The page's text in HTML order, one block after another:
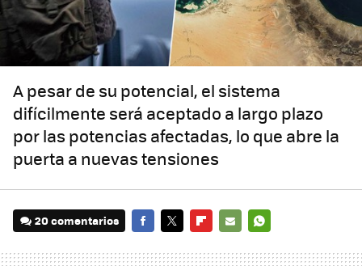
A pesar de su potencial, el sistema
difícilmente será aceptado a largo plazo
por las potencias afectadas, lo que abre la
puerta a nuevas tensiones
20 comentarios